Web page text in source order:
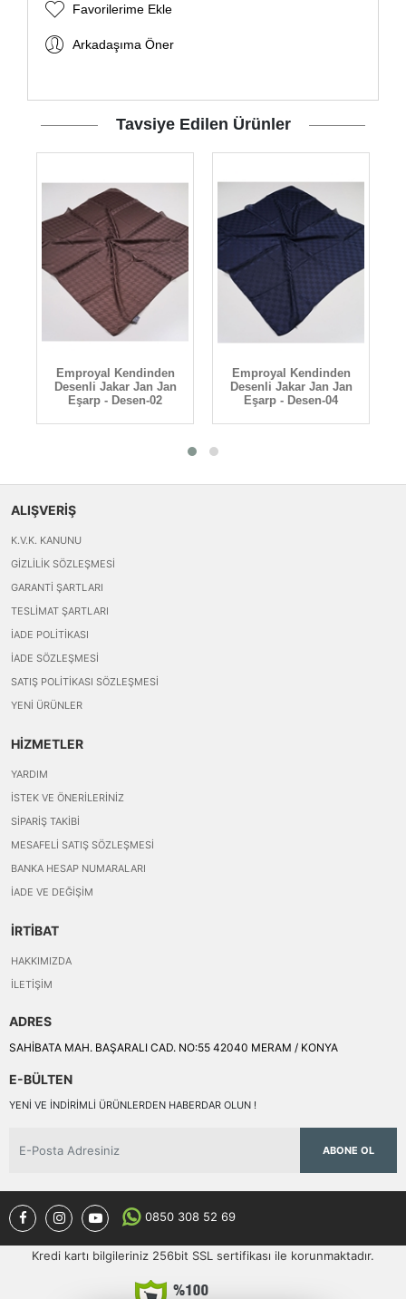
Favorilerime Ekle
Arkadaşıma Öner
Tavsiye Edilen Ürünler
Emproyal Kendinden
Desenli Jakar Jan Jan
Eşarp - Desen-02
Emproyal Kendinden
Desenli Jakar Jan Jan
Eşarp - Desen-04
ALIŞVERİŞ
K.V.K. KANUNU
GIZLILIK SÖZLEŞMESI
GARANTI ŞARTLARI
TESLIMAT ŞARTLARI
İADE POLITIKASI
İADE SÖZLEŞMESI
SATIŞ POLITIKASI SÖZLEŞMESI
YENI ÜRÜNLER
HİZMETLER
YARDIM
İSTEK VE ÖNERILERINIZ
SIPARIŞ TAKIBI
MESAFELI SATIŞ SÖZLEŞMESI
BANKA HESAP NUMARALARI
İADE VE DEĞIŞIM
İRTİBAT
HAKKIMIZDA
İLETIŞIM
ADRES
SAHİBATA MAH. BAŞARALI CAD. NO:55 42040 MERAM / KONYA
E-BÜLTEN
YENI VE INDIRIMLI ÜRÜNLERDEN HABERDAR OLUN !
ABONE OL
0850 308 52 69
Kredi kartı bilgileriniz 256bit SSL sertifikası ile korunmaktadır.